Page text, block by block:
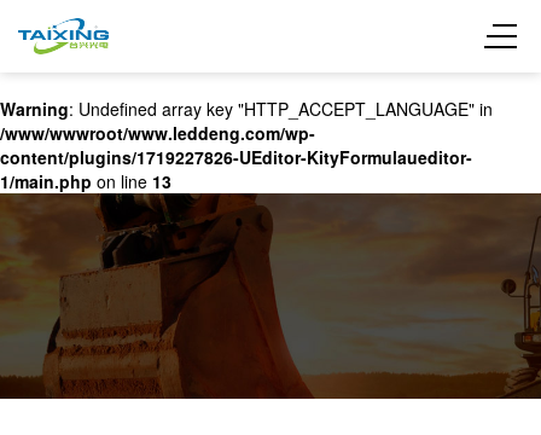
Warning: Undefined array key "HTTP_ACCEPT_LANGUAGE" in
/www/wwwroot/www.leddeng.com/wp-
content/plugins/1719227826-UEditor-KityFormulaueditor-
1/main.php on line 13